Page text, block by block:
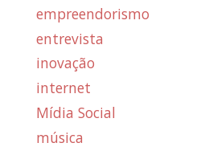
empreendorismo
entrevista
inovação
internet
Mídia Social
música